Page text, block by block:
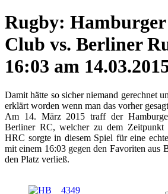
Rugby:
Club vs. Berliner
16:03 am
Damit hätte so sicher niemand gerechnet
erklärt worden wenn man das vorher
Am 14. März 2015 traff der
Berliner RC, welcher zu dem Zeitpunkt
HRC sorgte in diesem Spiel für eine
mit einem 16:03 gegen den Favoriten aus
den Platz verließ.